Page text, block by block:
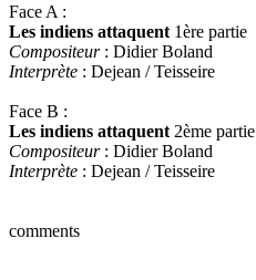
Face A :
Les indiens attaquent 1ère partie
Compositeur: Didier Boland
Interprète : Dejean / Teisseire
Face B :
Les indiens attaquent 2ème partie
Compositeur: Didier Boland
Interprète : Dejean / Teisseire
comments